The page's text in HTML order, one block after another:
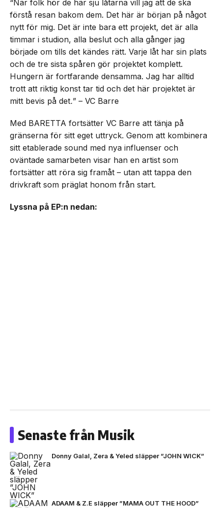
“När folk hör de här sju låtarna vill jag att de ska
förstå resan bakom dem. Det här är början på något
nytt för mig. Det är inte bara ett projekt, det är alla
timmar i studion, alla beslut och alla gånger jag
började om tills det kändes rätt. Varje låt har sin plats
och de tre sista spåren gör projektet komplett.
Hungern är fortfarande densamma. Jag har alltid
trott att riktig konst tar tid och det här projektet är
mitt bevis på det.” – VC Barre
Med BARETTA fortsätter VC Barre att tänja på
gränserna för sitt eget uttryck. Genom att kombinera
sitt etablerade sound med nya influenser och
oväntade samarbeten visar han en artist som
fortsätter att röra sig framåt – utan att tappa den
drivkraft som präglat honom från start.
Lyssna på EP:n nedan:
Senaste från Musik
Donny Galal, Zera & Yeled släpper ”JOHN WICK”
ADAAM & Z.E släpper ”MAMA OUT THE HOOD”